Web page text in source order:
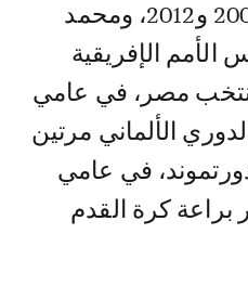
لبرشلونة بين عامي 2008 و2012، ومحمد
الأمم الإفريقية
منتخب مصر، في عامي
الدوري الألماني مرتين
في عامي
أظهر براعة كرة القدم